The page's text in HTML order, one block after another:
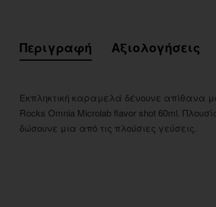
Περιγραφή Αξιολογήσεις
Εκπληκτική καραμελά δένουνε απίθανα
Rocks Omnia Microlab flavor shot 60ml.
δώσουνε μια από τις πλούσιες γεύσεις.